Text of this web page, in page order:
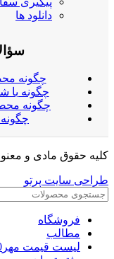
دانلود ها
چگونه
چگونه با
چگونه
کلیه حقوق مادی و
طراحی سایت پرتو
فروشگاه
مطالب
لیست قیمت مهر1400